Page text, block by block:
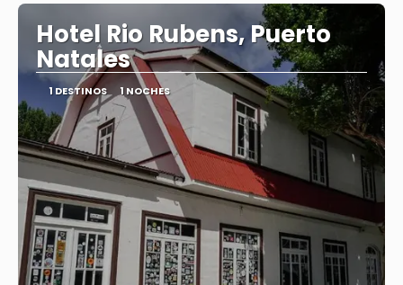
Hotel Rio Rubens, Puerto
Natales
1 DESTINOS 1 NOCHES